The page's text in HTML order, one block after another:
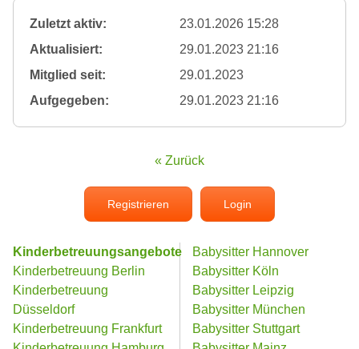
Zuletzt aktiv:
23.01.2026 15:28
Aktualisiert:
29.01.2023 21:16
Mitglied seit:
29.01.2023
Aufgegeben:
29.01.2023 21:16
« Zurück
Registrieren Login
Kinderbetreuungsangebote
Kinderbetreuung Berlin
Kinderbetreuung
Düsseldorf
Kinderbetreuung Frankfurt
Babysitter Hannover
Babysitter Köln
Babysitter Leipzig
Babysitter München
Babysitter Stuttgart